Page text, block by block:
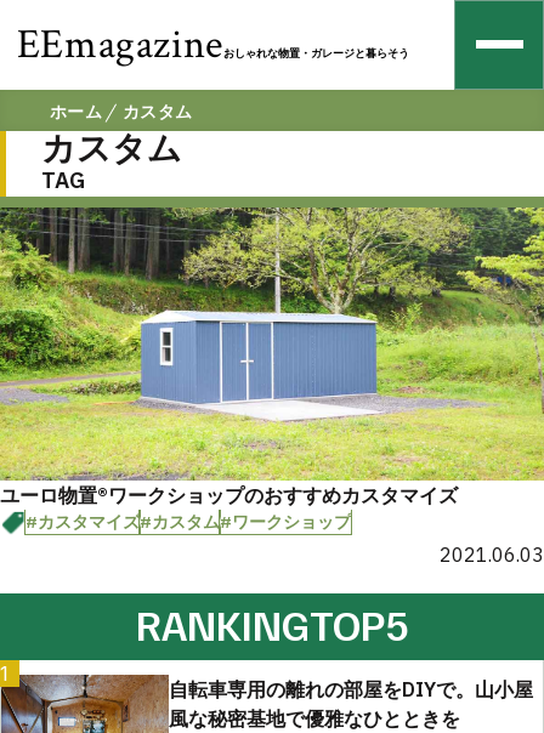
EEmagazineおしゃれな物置・ガレージと暮らそう
ホーム カスタム
カスタム
TAG
ユーロ物置®ワークショップのおすすめカスタマイズ
#カスタマイズ#カスタム#ワークショップ
2021.06.03
RANKINGTOP5
1
自転車専用の離れの部屋をDIYで。山小屋
風な秘密基地で優雅なひとときを